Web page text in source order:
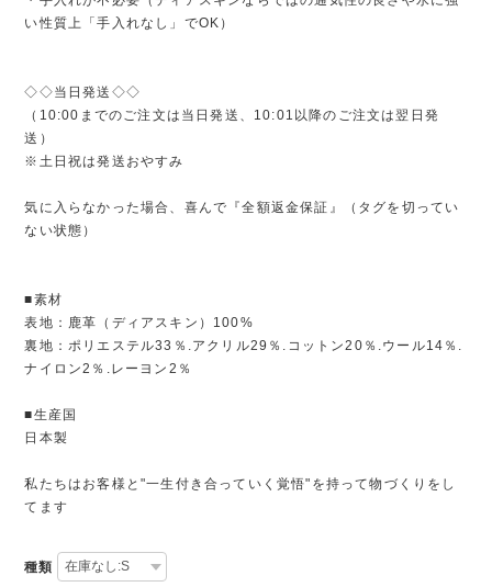
い性質上「手入れなし」でOK）
◇◇当日発送◇◇
（10:00までのご注文は当日発送、10:01以降のご注文は翌日発
送）
※土日祝は発送おやすみ
気に入らなかった場合、喜んで『全額返金保証』（タグを切ってい
ない状態）
■素材
表地：鹿革（ディアスキン）100%
裏地：ポリエステル33％.アクリル29％.コットン20％.ウール14％.
ナイロン2％.レーヨン2％
■生産国
日本製
私たちはお客様と"一生付き合っていく覚悟"を持って物づくりをし
てます
種類